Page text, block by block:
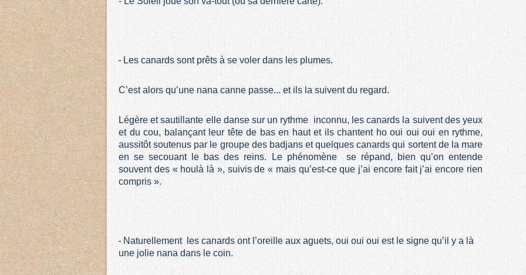
Les canards sont prêts à se voler dans les plumes.
C’est alors qu’une nana canne passe... et ils la suivent du regard.
Légère et sautillante elle danse sur un rythme inconnu, les canards la suivent des yeux
et du cou, balançant leur tête de bas en haut et ils chantent ho oui oui oui en rythme,
aussitôt soutenus par le groupe des badjans et quelques canards qui sortent de la mare
en se secouant le bas des reins. Le phénomène se répand, bien qu’on entende
souvent des « houlà là », suivis de « mais qu’est-ce que j’ai encore fait j’ai encore rien
compris ».
Naturellement les canards ont l’oreille aux aguets, oui oui oui est le signe qu’il y a là
une jolie nana dans le coin.